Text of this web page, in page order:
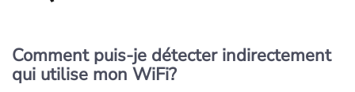
Comment puis-je détecter indirectement
qui utilise mon WiFi?